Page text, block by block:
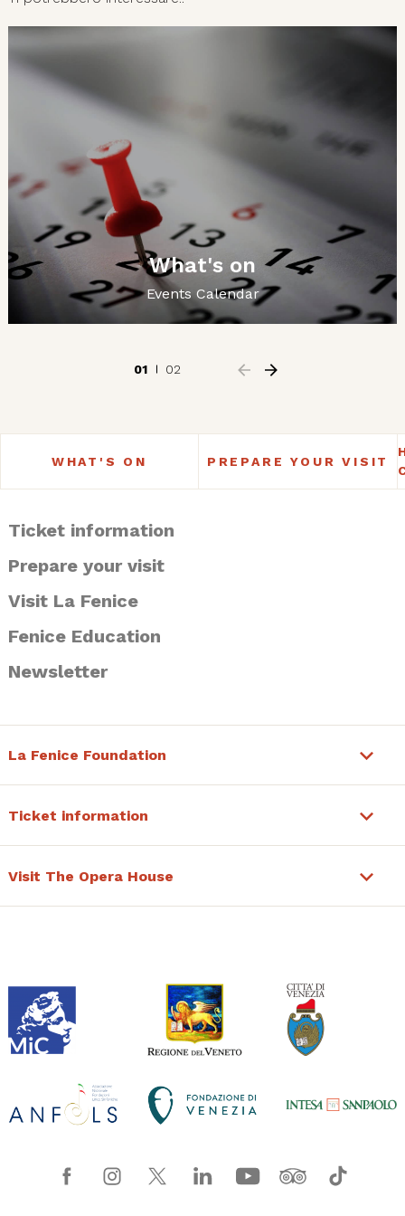
What's on
Events Calendar
01 02
WHAT'S ON PREPARE YOUR VISIT
Ticket information
Prepare your visit
Visit La Fenice
Fenice Education
Newsletter
La Fenice Foundation
Ticket information
Visit The Opera House